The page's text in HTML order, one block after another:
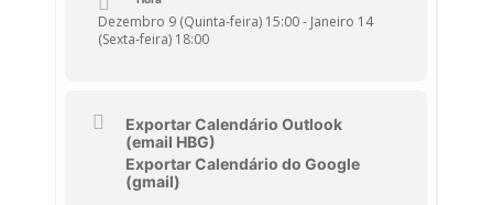
reflexão sobre a importância do
“tempo”ea forma de o podermos
Dezembro 9 (Quinta-feira) 15:00 - Janeiro 14
(Sexta-feira) 18:00
Exportar Calendário Outlook
(email HBG)
Exportar Calendário do Google
(gmail)